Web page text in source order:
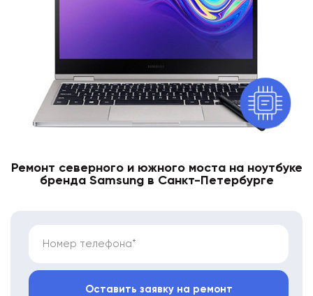
Ремонт северного и южного моста на ноутбуке
бренда Samsung в Санкт-Петербурге
Номер телефона*
Оставить заявку на ремонт